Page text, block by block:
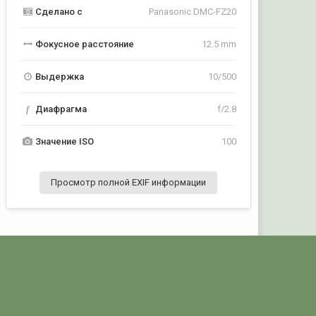
Сделано с Panasonic DMC-FZ20
Фокусное расстояние 12.5 mm
Выдержка 10/500
f Диафрагма f/2.8
Значение ISO 100
Просмотр полной EXIF информации